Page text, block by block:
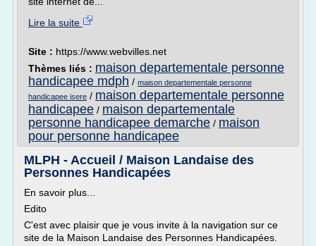
Lire la suite
Site : https://www.webvilles.net
Thèmes liés : maison departementale personne
handicapee mdph / maison departementale personne
handicapee isere / maison departementale personne
handicapee / maison departementale
personne handicapee demarche / maison
pour personne handicapee
MLPH - Accueil / Maison Landaise des
Personnes Handicapées
En savoir plus...
Edito
C'est avec plaisir que je vous invite à la navigation sur ce
site de la Maison Landaise des Personnes Handicapées.